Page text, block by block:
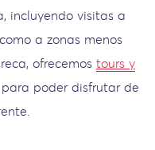
incluyendo visitas a
a zonas menos
ofrecemos tours y
poder disfrutar de